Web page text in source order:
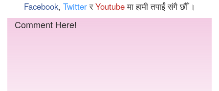
Facebook, TwitterरYoutubeमा हामी तपाईं संगै छौँ ।
Comment Here!